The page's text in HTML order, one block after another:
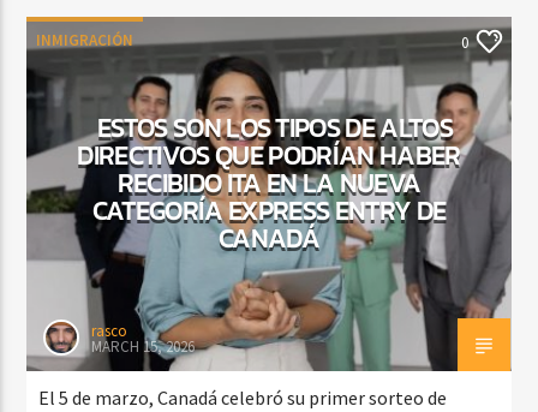
INMIGRACIÓN 0
ESTOS SON LOS TIPOS DE ALTOS
DIRECTIVOS QUE PODRÍAN HABER
RECIBIDO ITA EN LA NUEVA
CATEGORÍA EXPRESS ENTRY DE
CANADÁ
rasco
MARCH 15, 2026
El 5 de marzo, Canadá celebró su primer sorteo de